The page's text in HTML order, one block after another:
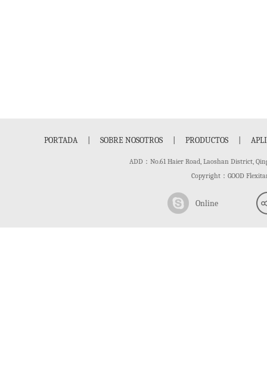
PORTADA| SOBRE NOSOTROS| PRODUCTOS|
ADD：No.61 Haier Road, Laoshan District,
Copyright：GOOD
Online